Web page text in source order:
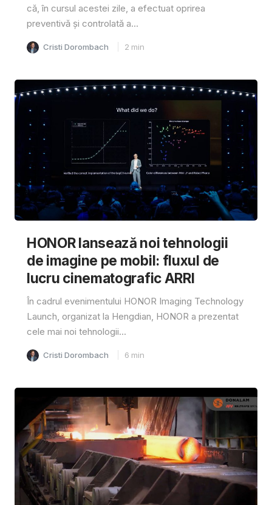
că, în cursul acestei zile, a efectuat oprirea
preventivă și controlată a...
Cristi Dorombach 2 min
HONOR lansează noi tehnologii
de imagine pe mobil: fluxul de
lucru cinematografic ARRI
În cadrul evenimentului HONOR Imaging Technology
Launch, organizat la Hengdian, HONOR a prezentat
cele mai noi tehnologii...
Cristi Dorombach 6 min